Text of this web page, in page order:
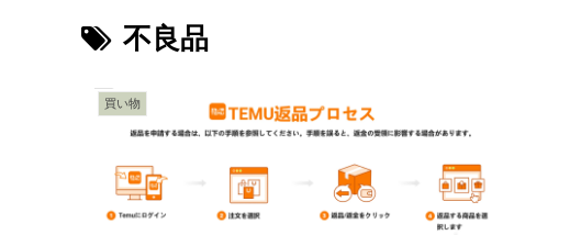
不良品
買い物